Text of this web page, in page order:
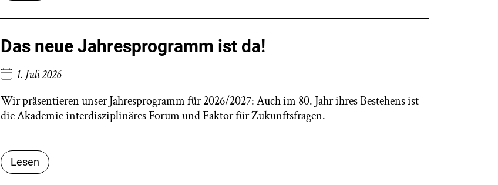
Das neue Jahresprogramm ist da!
1. Juli 2026
Wir präsentieren unser Jahresprogramm für 2026/2027: Auch im 80. Jahr ihres Bestehens ist
die Akademie interdisziplinäres Forum und Faktor für Zukunftsfragen.
Lesen